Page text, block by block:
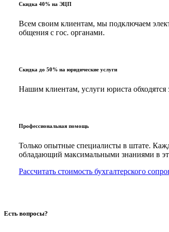
Скидка 40% на ЭЦП
Всем своим клиентам, мы подключаем
общения с гос. органами.
Скидка до 50% на юридические услуги
Нашим клиентам, услуги юриста
Профессиональная помощь
Только опытные специалисты в штате.
обладающий максимальными знаниями в
Рассчитать стоимость бухгалтерского
Есть вопросы?